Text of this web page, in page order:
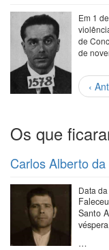
Em 1
de
de
Paginação ‹
Os que
Carlos Alberto
Data
Santo
…